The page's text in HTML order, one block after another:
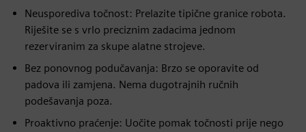
Neusporediva točnost: Prelazite tipične granice robota.
Riješite se s vrlo preciznim zadacima jednom
rezerviranim za skupe alatne strojeve.
Bez ponovnog podučavanja: Brzo se oporavite od
padova ili zamjena. Nema dugotrajnih ručnih
podešavanja poza.
Proaktivno praćenje: Uočite pomak točnosti prije nego